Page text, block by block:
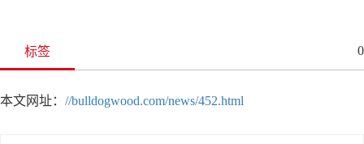
标签 0
本文网址： //bulldogwood.com/news/452.html